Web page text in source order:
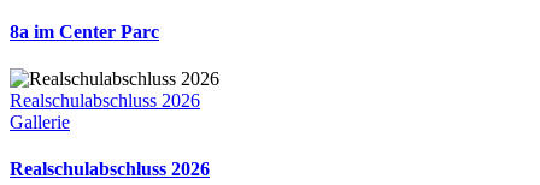
8a im Center Parc
Realschulabschluss 2026
Gallerie
Realschulabschluss 2026